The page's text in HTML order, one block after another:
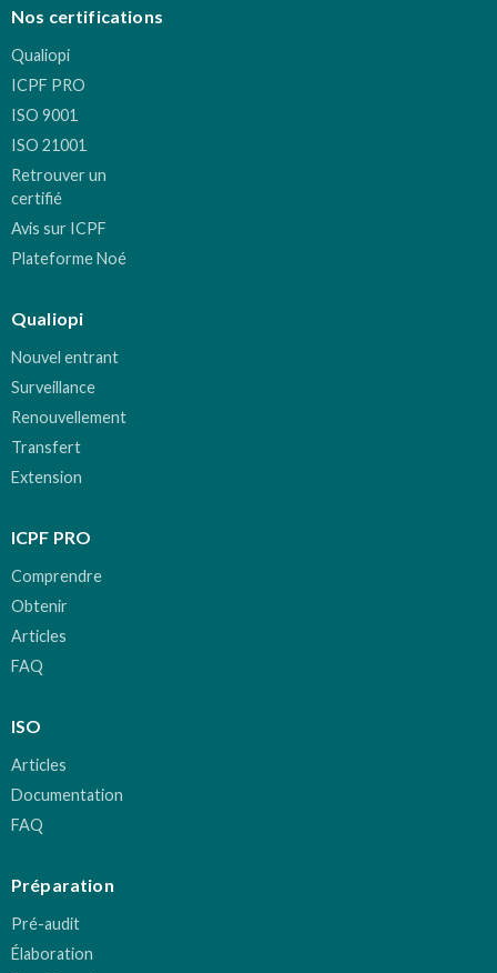
Nos certifications
Qualiopi
ICPF PRO
ISO 9001
ISO 21001
Retrouver un
certifié
Avis sur ICPF
Plateforme Noé
Qualiopi
Nouvel entrant
Surveillance
Renouvellement
Transfert
Extension
ICPF PRO
Comprendre
Obtenir
Articles
FAQ
ISO
Articles
Documentation
FAQ
Préparation
Pré-audit
Élaboration